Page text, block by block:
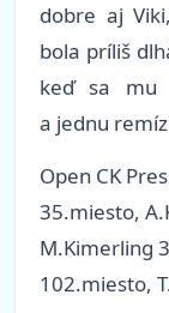
dobre aj
bola príliš
keď sa mu
a jednu
Open CK
35.miesto,
M.Kimerling
102.miesto,